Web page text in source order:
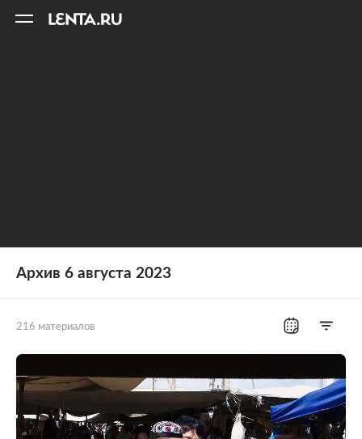
Архив 6 августа 2023
216 материалов
Бывший СССР
Экономика Силовые структуры